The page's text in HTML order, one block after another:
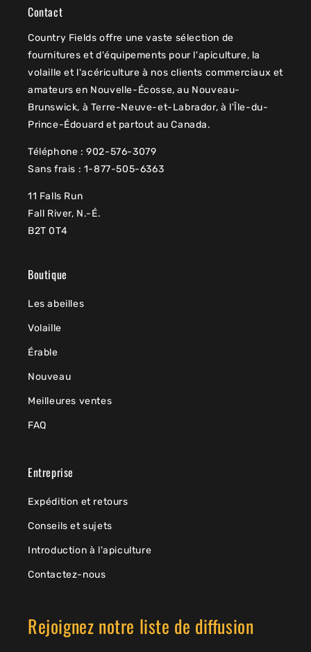
Contact
Country Fields offre une vaste sélection de
fournitures et d'équipements pour l'apiculture, la
volaille et l'acériculture à nos clients commerciaux et
amateurs en Nouvelle-Écosse, au Nouveau-
Brunswick, à Terre-Neuve-et-Labrador, à l'Île-du-
Prince-Édouard et partout au Canada.
Téléphone : 902-576-3079
Sans frais : 1-877-505-6363
11 Falls Run
Fall River, N.-É.
B2T 0T4
Boutique
Les abeilles
Volaille
Érable
Nouveau
Meilleures ventes
FAQ
Entreprise
Expédition et retours
Conseils et sujets
Introduction à l'apiculture
Contactez-nous
Rejoignez notre liste de diffusion